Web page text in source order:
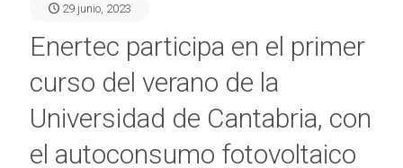
29 junio, 2023
Enertec participa en el primer
curso del verano de la
Universidad de Cantabria, con
el autoconsumo fotovoltaico